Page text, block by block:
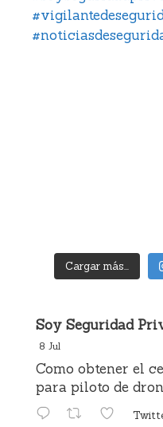
Cargar más...
AvatarSoy Seguridad
8 Jul
Como obtener el
para piloto de